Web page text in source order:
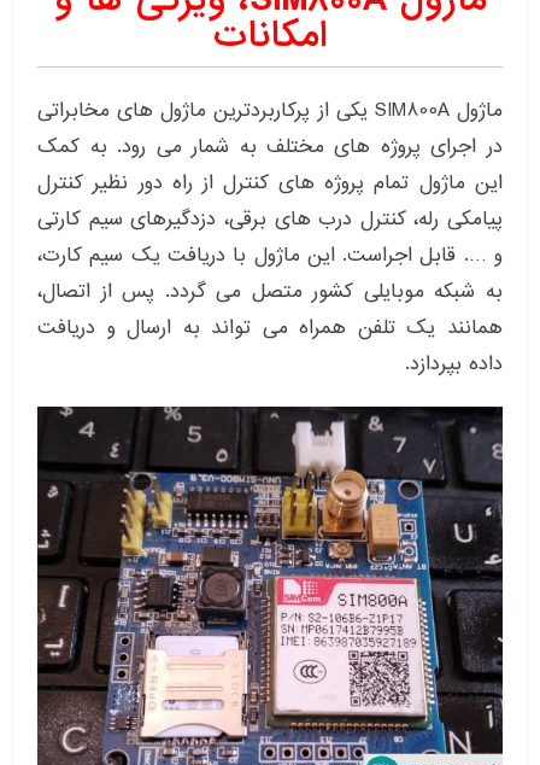
امکانات
ماژول SIM800A یکی از پرکاربردترین ماژول های مخابراتی
در اجرای پروژه های مختلف به شمار می رود. به کمک
این ماژول تمام پروژه های کنترل از راه دور نظیر کنترل
پیامکی رله، کنترل درب های برقی، دزدگیرهای سیم کارتی
و …. قابل اجراست. این ماژول با دریافت یک سیم کارت،
به شبکه موبایلی کشور متصل می گردد. پس از اتصال،
همانند یک تلفن همراه می تواند به ارسال و دریافت
داده بپردازد.